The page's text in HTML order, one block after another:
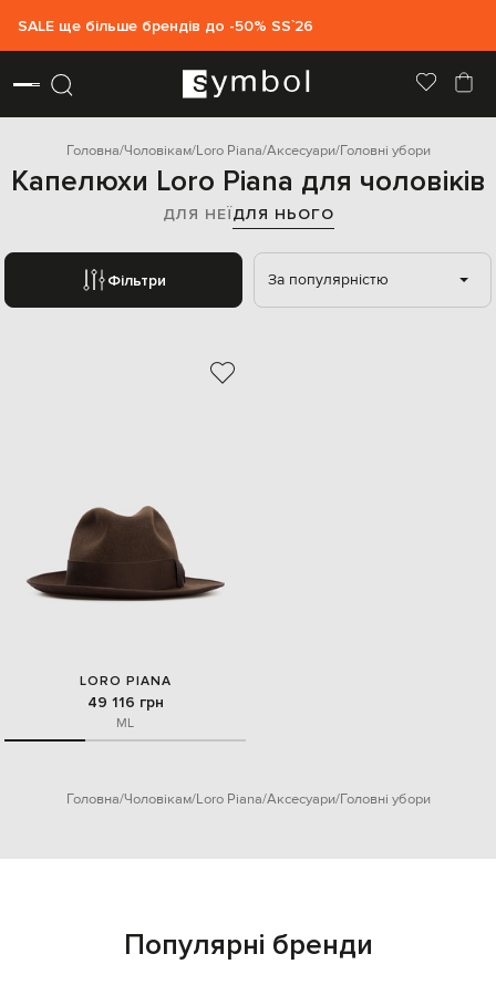
SALE ще більше брендів до -50% SS`26
Головна Чоловікам Loro Piana Аксесуари Головні убори
Капелюхи Loro Piana для чоловіків
ДЛЯ НЕЇДЛЯ НЬОГО
Фільтри За популярністю
LORO PIANA
49 116 грн
ML
Головна Чоловікам Loro Piana Аксесуари Головні убори
Популярні бренди